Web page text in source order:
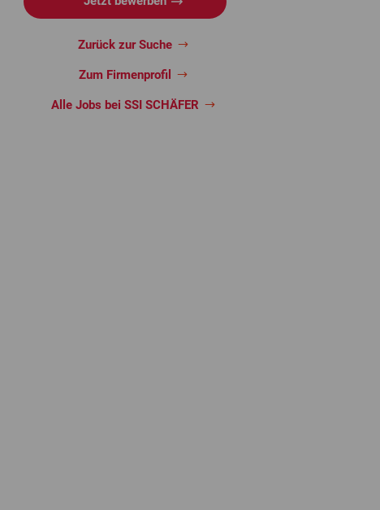
Zurück zur Suche
Zum Firmenprofil
Alle Jobs bei SSI SCHÄFER